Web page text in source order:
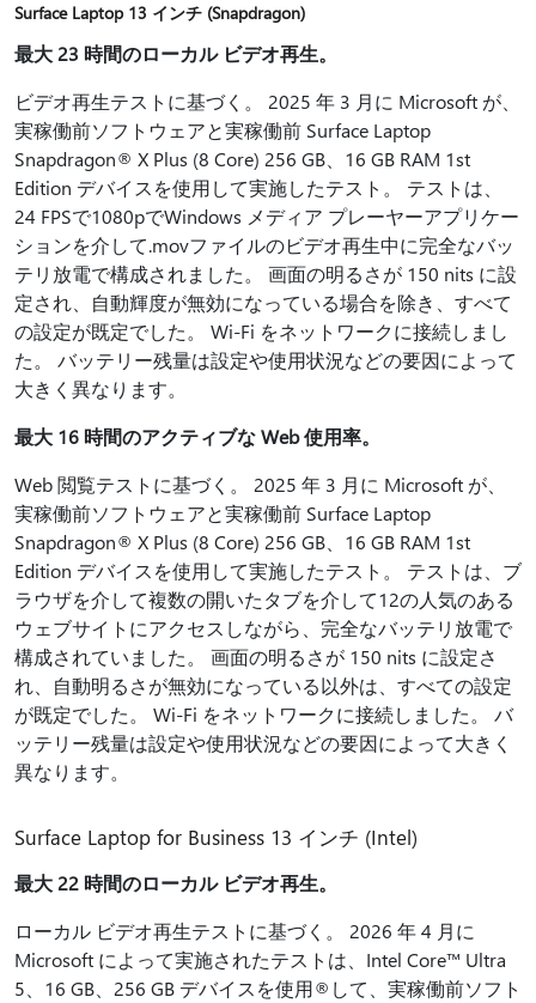
Surface Laptop 13 インチ (Snapdragon)
最大 23 時間のローカル ビデオ再生。
ビデオ再生テストに基づく。 2025 年 3 月に Microsoft が、
実稼働前ソフトウェアと実稼働前 Surface Laptop
Snapdragon® X Plus (8 Core) 256 GB、16 GB RAM 1st
Edition デバイスを使用して実施したテスト。 テストは、
24 FPSで1080pでWindows メディア プレーヤーアプリケー
ションを介して.movファイルのビデオ再生中に完全なバッ
テリ放電で構成されました。 画面の明るさが 150 nits に設
定され、自動輝度が無効になっている場合を除き、すべて
の設定が既定でした。 Wi-Fi をネットワークに接続しまし
た。 バッテリー残量は設定や使用状況などの要因によって
大きく異なります。
最大 16 時間のアクティブな Web 使用率。
Web 閲覧テストに基づく。 2025 年 3 月に Microsoft が、
実稼働前ソフトウェアと実稼働前 Surface Laptop
Snapdragon® X Plus (8 Core) 256 GB、16 GB RAM 1st
Edition デバイスを使用して実施したテスト。 テストは、ブ
ラウザを介して複数の開いたタブを介して12の人気のある
ウェブサイトにアクセスしながら、完全なバッテリ放電で
構成されていました。 画面の明るさが 150 nits に設定さ
れ、自動明るさが無効になっている以外は、すべての設定
が既定でした。 Wi-Fi をネットワークに接続しました。 バ
ッテリー残量は設定や使用状況などの要因によって大きく
異なります。
Surface Laptop for Business 13 インチ (Intel)
最大 22 時間のローカル ビデオ再生。
ローカル ビデオ再生テストに基づく。 2026 年 4 月に
Microsoft によって実施されたテストは、Intel Core™ Ultra
5、16 GB、256 GB デバイスを使用®して、実稼働前ソフト